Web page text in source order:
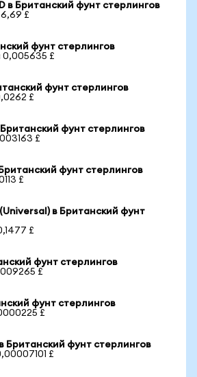
в Британский фунт стерлингов
£
фунт стерлингов
0,005635 £
фунт стерлингов
£
фунт стерлингов
£
фунт стерлингов
£
в Британский фунт
£
фунт стерлингов
£
фунт стерлингов
£
Британский фунт стерлингов
£